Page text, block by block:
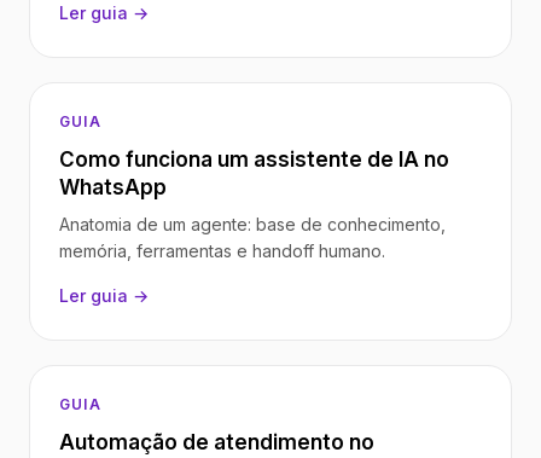
Ler guia →
GUIA
Como funciona um assistente de IA no
WhatsApp
Anatomia de um agente: base de conhecimento,
memória, ferramentas e handoff humano.
Ler guia →
GUIA
Automação de atendimento no